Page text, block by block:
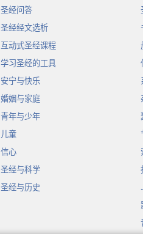
圣经问答
圣经经文选析
互动式圣经课程
学习圣经的工具
安宁与快乐
婚姻与家庭
青年与少年
儿童
信心
圣经与科学
圣经与历史